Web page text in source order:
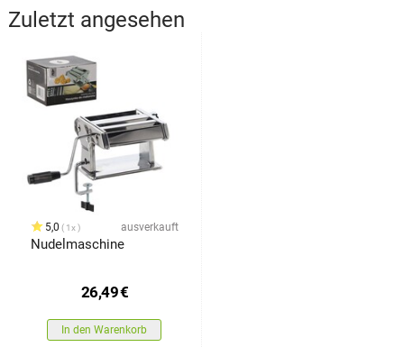
Zuletzt angesehen
5,0 1x ausverkauft
Nudelmaschine
26,49€
In den Warenkorb